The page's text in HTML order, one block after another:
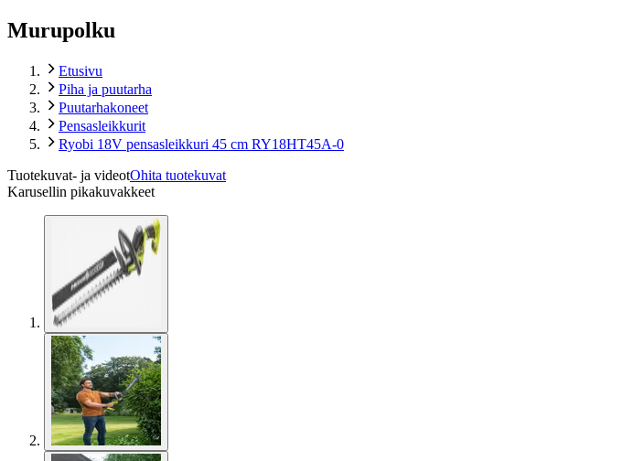
Murupolku
Etusivu
Piha ja puutarha
Puutarhakoneet
Pensasleikkurit
Ryobi 18V pensasleikkuri 45 cm RY18HT45A-0
Tuotekuvat- ja videotOhita tuotekuvat
Karusellin pikakuvakkeet